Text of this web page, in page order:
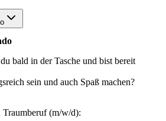
bald in der Tasche und bist bereit
sein und auch Spaß machen?
Traumberuf (m/w/d):